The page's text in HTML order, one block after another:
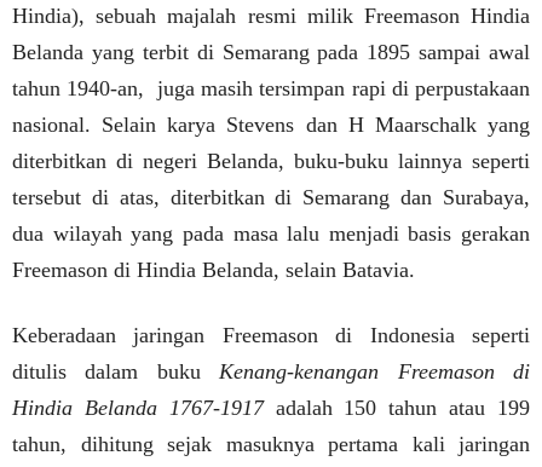
Hindia), sebuah majalah resmi milik Freemason Hindia
Belanda yang terbit di Semarang pada 1895 sampai awal
tahun 1940-an, juga masih tersimpan rapi di perpustakaan
nasional. Selain karya Stevens dan H Maarschalk yang
diterbitkan di negeri Belanda, buku-buku lainnya seperti
tersebut di atas, diterbitkan di Semarang dan Surabaya,
dua wilayah yang pada masa lalu menjadi basis gerakan
Freemason di Hindia Belanda, selain Batavia.
Keberadaan jaringan Freemason di Indonesia seperti
ditulis dalam bukuKenang-kenangan Freemason di
Hindia Belanda 1767-1917adalah 150 tahun atau 199
tahun, dihitung sejak masuknya pertama kali jaringan